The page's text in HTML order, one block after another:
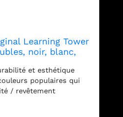
Learning Tower
noir, blanc,
et esthétique
populaires qui
/ revêtement
qui peuvent être ajoutés